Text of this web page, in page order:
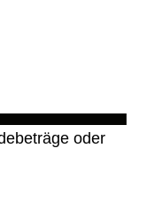
oder